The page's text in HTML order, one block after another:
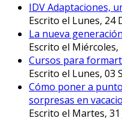
IDV Adaptaciones,
Escrito el Lunes, 24
La nueva
Escrito el Miércoles,
Cursos para
Escrito el Lunes, 03
Cómo poner a
sorpresas en
Escrito el Martes, 31